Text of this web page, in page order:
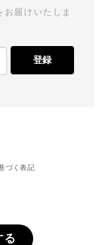
届けいたしま
登録
づく表記
る